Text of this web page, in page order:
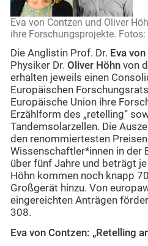
Eva von Contzen und Oliver
ihre Forschungsprojekte.
Die Anglistin Prof. Dr. Eva
Physiker Dr. Oliver Höhn von
erhalten jeweils einen
Europäischen
Europäische Union ihre
Erzählform des „retelling“
Tandemsolarzellen. Die
den renommiertesten
Wissenschaftler*innen in der
über fünf Jahre und beträgt
Höhn kommen noch knapp
Großgerät hinzu. Von
eingereichten Anträgen
308.
Eva von Contzen: „Retelling